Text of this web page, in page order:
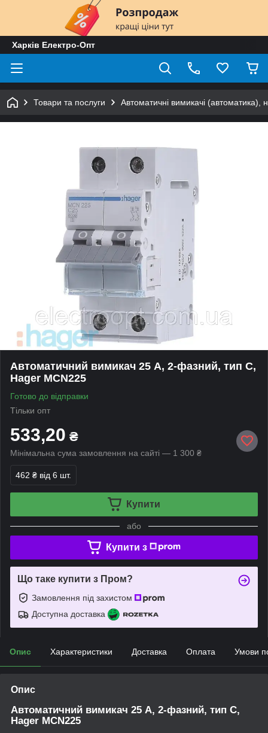
Харків Електро-Опт
Товари та послуги Автоматичні вимикачі (автоматика),
Автоматичний вимикач 25 А, 2-фазний, тип С,
Hager MCN225
Готово до відправки
Тільки опт
533,20 ₴
Мінімальна сума замовлення на сайті — 1 300 ₴
462 ₴ від 6 шт.
Купити
або
Купити з
Що таке купити з Пром?
Замовлення під захистом
Доступна доставка
Опис Характеристики Доставка Оплата Умови
Опис
Автоматичний вимикач 25 А, 2-фазний, тип С,
Hager MCN225